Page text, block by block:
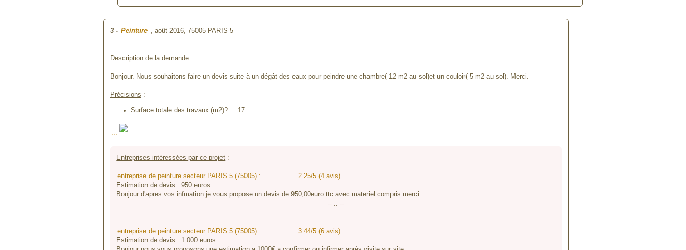
3- Peinture , août 2016, 75005 PARIS 5
Description de la demande:
Bonjour. Nous souhaitons faire un devis suite à un dégât des eaux pour peindre une chambre( 12 m2 au sol)et un couloir( 5 m2 au sol). Merci.
Précisions :
Surface totale des travaux (m2)? ... 17
...
Entreprises intéressées par ce projet :
entreprise de peinture secteur PARIS 5 (75005) :
2.25/5 (4 avis)
Estimation de devis :950 euros
Bonjour d'apres vos infmation je vous propose un devis de 950,00euro ttc avec materiel compris merci
-- .. --
entreprise de peinture secteur PARIS 5 (75005) :
3.44/5 (6 avis)
Estimation de devis : 1 000 euros